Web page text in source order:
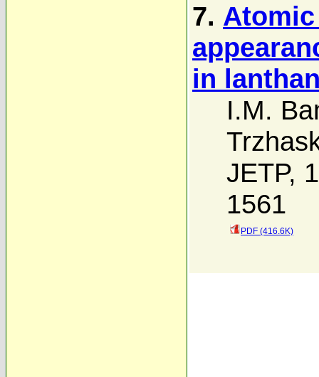
7.
in
I.M.
JETP,
1561
PDF (416.6K)